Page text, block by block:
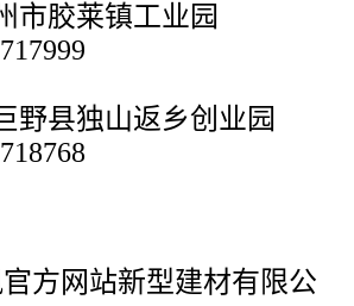
市胶莱镇工业园
野县独山返乡创业园
方网站新型建材有限公